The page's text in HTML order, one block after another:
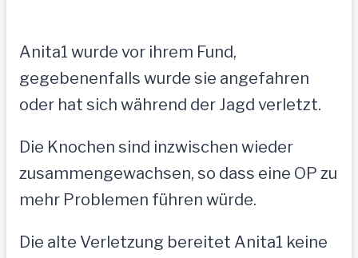
Anita1 wurde vor ihrem Fund,
gegebenenfalls wurde sie angefahren
oder hat sich während der Jagd verletzt.
Die Knochen sind inzwischen wieder
zusammengewachsen, so dass eine OP zu
mehr Problemen führen würde.
Die alte Verletzung bereitet Anita1 keine